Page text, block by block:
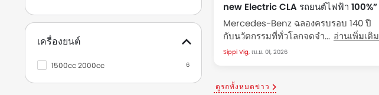
เครื่องยนต์
1500cc 2000cc 6
new Electric CLA รถยนต์ไฟฟ้า 100%”
ฉลอง 140 ปีในงาน Motor Show 2026
Mercedes-Benz ฉลองครบรอบ 140 ปี
กับนวัตกรรมที่ทั่วโลกจดจำที่บูธ
Mercedes-Benz ในงาน Motor Show
อ่านเพิ่มเติม
Sippi Vig, เม.ย. 01, 2026
ดูรถทั้งหมดข่าว